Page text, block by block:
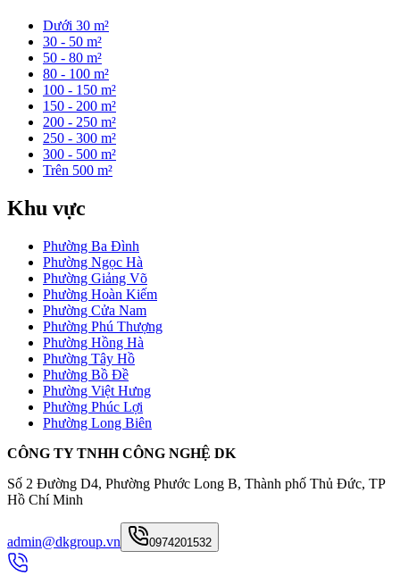
Dưới 30 m²
30 - 50 m²
50 - 80 m²
80 - 100 m²
100 - 150 m²
150 - 200 m²
200 - 250 m²
250 - 300 m²
300 - 500 m²
Trên 500 m²
Khu vực
Phường Ba Đình
Phường Ngọc Hà
Phường Giảng Võ
Phường Hoàn Kiếm
Phường Cửa Nam
Phường Phú Thượng
Phường Hồng Hà
Phường Tây Hồ
Phường Bồ Đề
Phường Việt Hưng
Phường Phúc Lợi
Phường Long Biên
CÔNG TY TNHH CÔNG NGHỆ DK
Số 2 Đường D4, Phường Phước Long B, Thành phố Thủ Đức, TP
Hồ Chí Minh
admin@dkgroup.vn 0974201532